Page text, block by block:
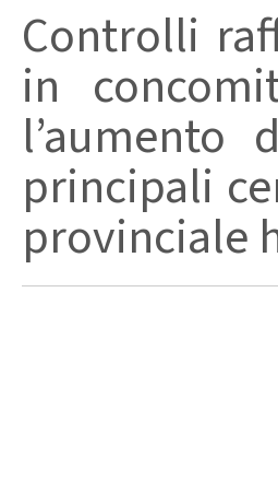
Controlli
in
principali
provinciale